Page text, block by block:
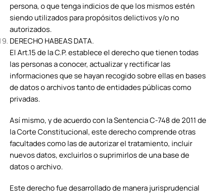
persona, o que tenga indicios de que los mismos estén
siendo utilizados para propósitos delictivos y/o no
autorizados.
DERECHO HABEAS DATA.
El Art.15 de la C.P. establece el derecho que tienen todas
las personas a conocer, actualizar y rectificar las
informaciones que se hayan recogido sobre ellas en bases
de datos o archivos tanto de entidades públicas como
privadas.
Así mismo, y de acuerdo con la Sentencia C-748 de 2011 de
la Corte Constitucional, este derecho comprende otras
facultades como las de autorizar el tratamiento, incluir
nuevos datos, excluirlos o suprimirlos de una base de
datos o archivo.
Este derecho fue desarrollado de manera jurisprudencial